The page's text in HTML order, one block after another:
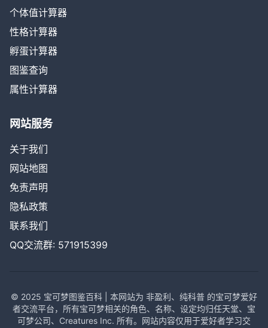
个体值计算器
性格计算器
孵蛋计算器
图鉴查询
属性计算器
网站服务
关于我们
网站地图
免责声明
隐私政策
联系我们
QQ交流群: 571915399
© 2025 宝可梦图鉴百科 | 本网站为 非盈利、纯科普 的宝可梦爱好
者交流平台，所有宝可梦相关的角色、名称、设定均归任天堂、宝
可梦公司、Creatures Inc. 所有。网站内容仅用于爱好者学习交